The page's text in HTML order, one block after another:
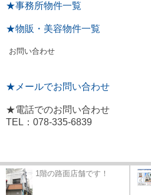
★事務所物件一覧
★物販・美容物件一覧
お問い合わせ
★メールでお問い合わせ
★電話でのお問い合わせ
TEL：078-335-6839
1階の路面店舗です！